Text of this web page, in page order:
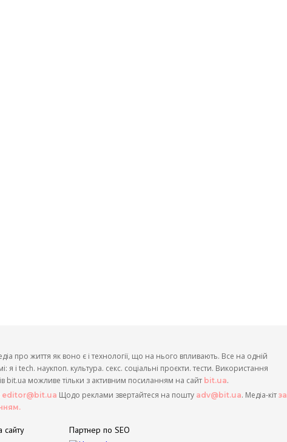
про життя як воно є і технології, що на нього впливають. Все на одній
я і tech. наукпоп. культура. секс. соціальні проєкти. тести. Використання
bit.ua можливе тільки з активним посиланням на сайт bit.ua.
editor@bit.ua Щодо реклами звертайтеся на пошту adv@bit.ua. Медіа-кіт за
сайту Партнер по SEO